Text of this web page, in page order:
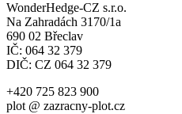
WonderHedge-CZ s.r.o.
Na Zahradách 3170/1a
690 02 Břeclav
IČ: 064 32 379
DIČ: CZ 064 32 379
+420 725 823 900
plot @ zazracny-plot.cz